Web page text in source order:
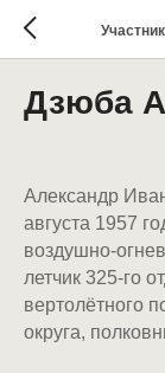
Дзюба
Александр
августа 1957
воздушно-
летчик 325-го
вертолётного
округа,